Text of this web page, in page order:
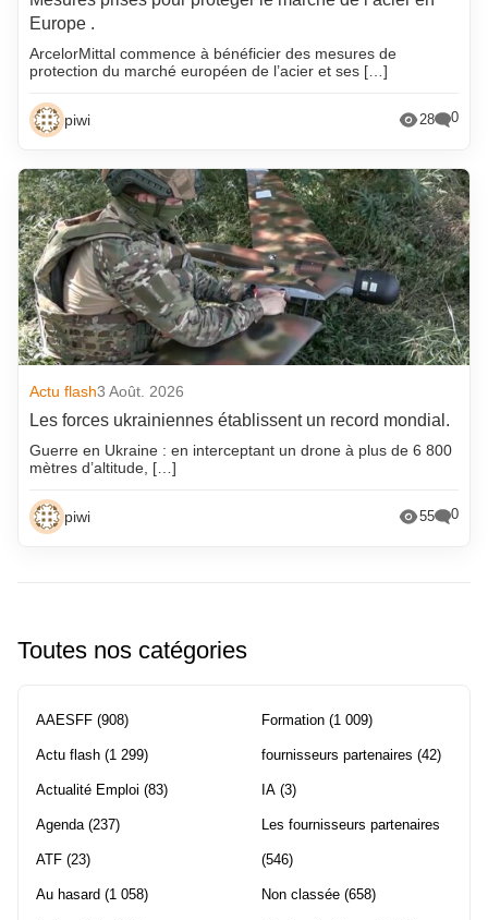
Europe .
ArcelorMittal commence à bénéficier des mesures de
protection du marché européen de l’acier et ses […]
piwi 28 0
Actu flash3 Août. 2026
Les forces ukrainiennes établissent un record mondial.
Guerre en Ukraine : en interceptant un drone à plus de 6 800
mètres d’altitude, […]
piwi 55 0
Toutes nos catégories
AAESFF (908)
Actu flash (1 299)
Actualité Emploi (83)
Agenda(237)
ATF (23)
Au hasard (1 058)
Formation (1 009)
fournisseurs partenaires (42)
IA (3)
Les fournisseurs partenaires
(546)
Non classée (658)